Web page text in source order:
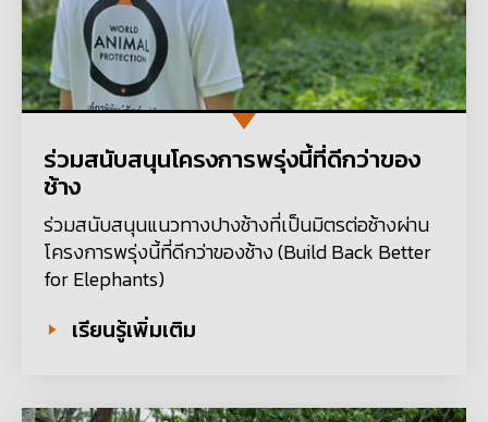
ร่วมสนับสนุนโครงการพรุ่งนี้ที่ดีกว่าของ
ช้าง
ร่วมสนับสนุนแนวทางปางช้างที่เป็นมิตรต่อช้างผ่าน
โครงการพรุ่งนี้ที่ดีกว่าของช้าง (Build Back Better
for Elephants)
เรียนรู้เพิ่มเติม